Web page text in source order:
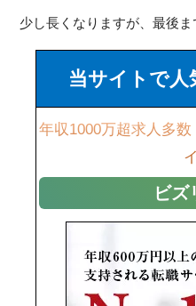
少し長くなりますが、最後ま
当サイトで人
年収1000万超求人多
ビズ